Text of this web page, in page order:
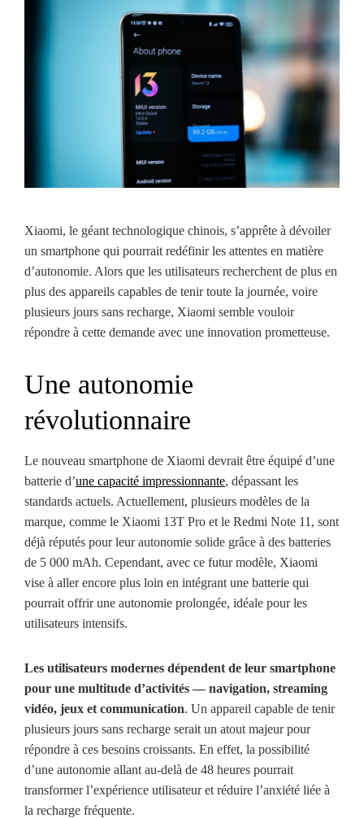
Xiaomi, le géant technologique chinois, s’apprête à dévoiler
un smartphone qui pourrait redéfinir les attentes en matière
d’autonomie. Alors que les utilisateurs recherchent de plus en
plus des appareils capables de tenir toute la journée, voire
plusieurs jours sans recharge, Xiaomi semble vouloir
répondre à cette demande avec une innovation prometteuse.
Une autonomie
révolutionnaire
Le nouveau smartphone de Xiaomi devrait être équipé d’une
batterie d’une capacité impressionnante, dépassant les
standards actuels. Actuellement, plusieurs modèles de la
marque, comme le Xiaomi 13T Pro et le Redmi Note 11, sont
déjà réputés pour leur autonomie solide grâce à des batteries
de 5 000 mAh. Cependant, avec ce futur modèle, Xiaomi
vise à aller encore plus loin en intégrant une batterie qui
pourrait offrir une autonomie prolongée, idéale pour les
utilisateurs intensifs.
Les utilisateurs modernes dépendent de leur smartphone
pour une multitude d’activités — navigation, streaming
vidéo, jeux et communication. Un appareil capable de tenir
plusieurs jours sans recharge serait un atout majeur pour
répondre à ces besoins croissants. En effet, la possibilité
d’une autonomie allant au-delà de 48 heures pourrait
transformer l’expérience utilisateur et réduire l’anxiété liée à
la recharge fréquente.